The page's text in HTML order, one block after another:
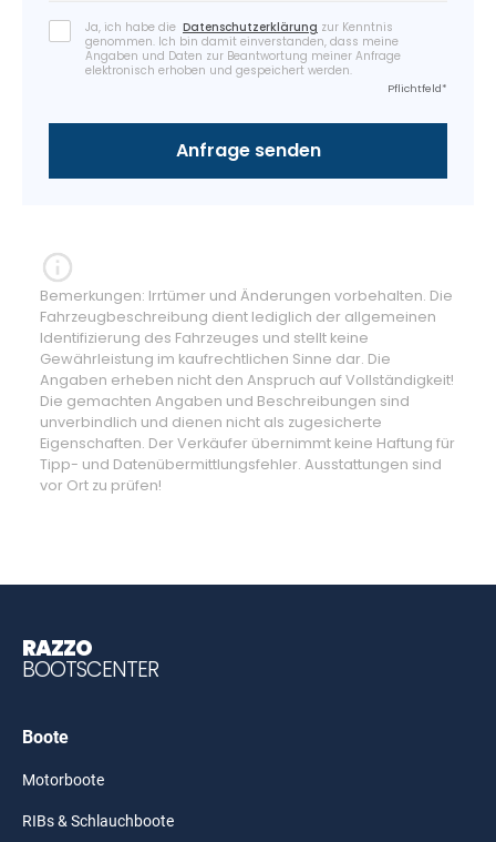
Ja, ich habe die Datenschutzerklärung zur Kenntnis
genommen. Ich bin damit einverstanden, dass meine
Angaben und Daten zur Beantwortung meiner Anfrage
elektronisch erhoben und gespeichert werden.
Pflichtfeld*
Bemerkungen: Irrtümer und Änderungen vorbehalten. Die
Fahrzeugbeschreibung dient lediglich der allgemeinen
Identifizierung des Fahrzeuges und stellt keine
Gewährleistung im kaufrechtlichen Sinne dar. Die
Angaben erheben nicht den Anspruch auf Vollständigkeit!
Die gemachten Angaben und Beschreibungen sind
unverbindlich und dienen nicht als zugesicherte
Eigenschaften. Der Verkäufer übernimmt keine Haftung für
Tipp- und Datenübermittlungsfehler. Ausstattungen sind
vor Ort zu prüfen!
RAZZO
BOOTSCENTER
Boote
Motorboote
RIBs & Schlauchboote